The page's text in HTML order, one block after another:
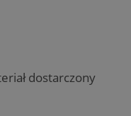
dostarczony